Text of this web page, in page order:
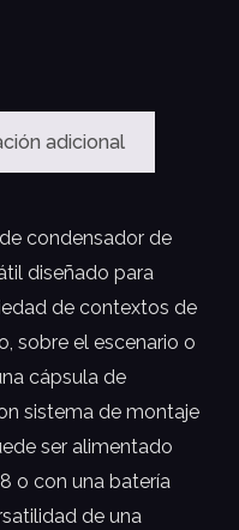
adicional
condensador de
diseñado para
de contextos de
sobre el escenario o
cápsula de
sistema de montaje
ser alimentado
o con una batería
de una